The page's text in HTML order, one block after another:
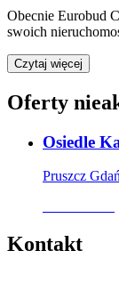
Obecnie Eurobud
swoich
Czytaj więcej
Oferty
Osiedle
Pruszcz
Kontakt